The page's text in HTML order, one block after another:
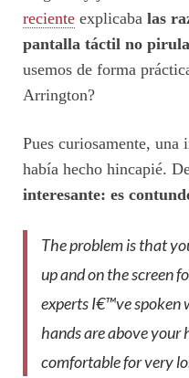
reciente explicaba las
pantalla táctil no pirula
usemos de forma
Arrington?
Pues curiosamente, una
había hecho hincapié.
interesante: es
The problem is that
up and on the screen
experts I€™ve spoken
hands are above
comfortable for very